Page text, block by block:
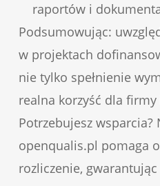
raportów i
Podsumowując:
w projektach
nie tylko spełnienie
realna korzyść dla
Potrzebujesz wsparcia?
openqualis.pl pomaga
rozliczenie,